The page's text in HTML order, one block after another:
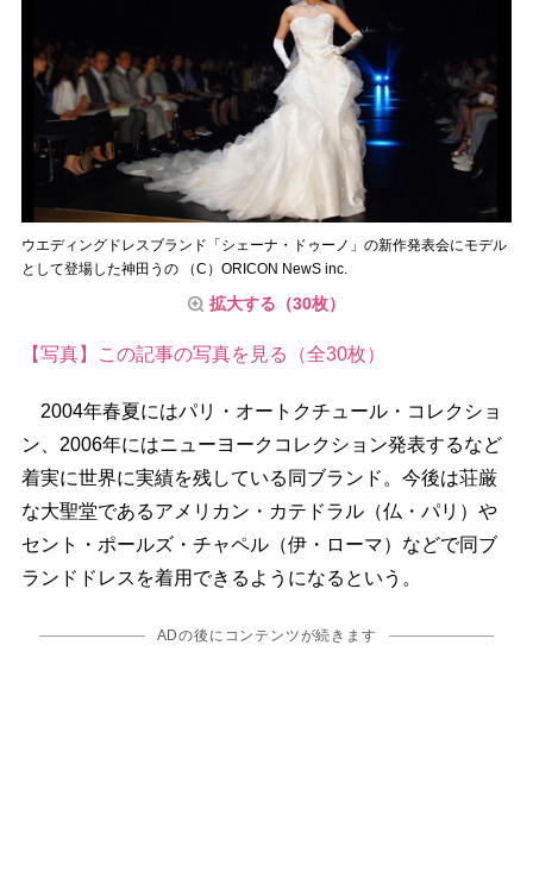
ウエディングドレスブランド「シェーナ・ドゥーノ」の新作発表会にモデル
として登場した神田うの （C）ORICON NewS inc.
拡大する（30枚）
【写真】この記事の写真を見る（全30枚）
2004年春夏にはパリ・オートクチュール・コレクショ
ン、2006年にはニューヨークコレクション発表するなど
着実に世界に実績を残している同ブランド。今後は荘厳
な大聖堂であるアメリカン・カテドラル（仏・パリ）
セント・ポールズ・チャペル（伊・ローマ）などで同ブ
ランドドレスを着用できるようになるという。
ADの後にコンテンツが続きます